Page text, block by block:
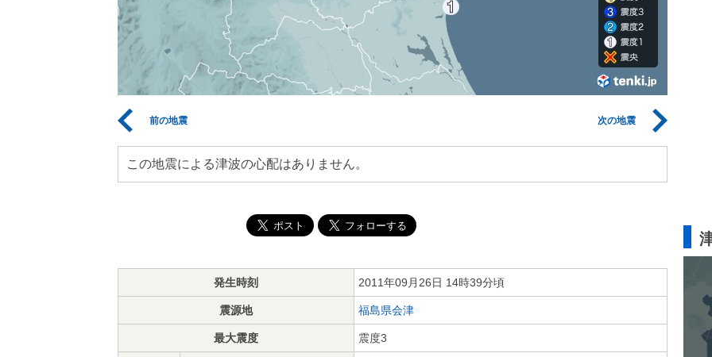
前の地震 次の地震
この地震による津波の心配はありません。
発生時刻 2011年09月26日 14時39分頃
震源地 福島県会津
最大震度 震度3